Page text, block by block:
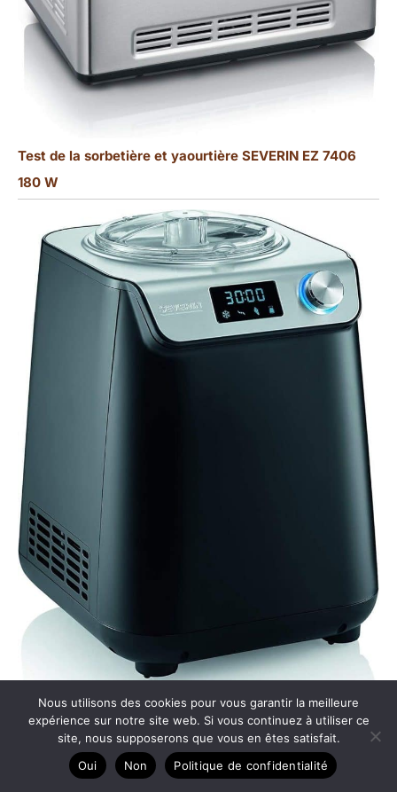
Test de la sorbetière et yaourtière SEVERIN EZ 7406
180 W
Test de la sorbetière SEVERIN EZ 7407 : 2-en-1 pratique
et compacte
Nous utilisons des cookies pour vous garantir la meilleure
expérience sur notre site web. Si vous continuez à utiliser ce
site, nous supposerons que vous en êtes satisfait.
Oui
Non Politique de confidentialité